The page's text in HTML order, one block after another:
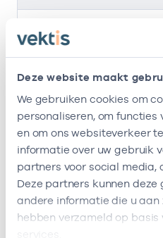
Deze website maakt
We gebruiken cookies om
personaliseren, om
en om ons websiteverkeer
informatie over uw gebruik
partners voor social media,
Deze partners kunnen
andere informatie die u
hebben verzameld op basis
Ik ben werkzaam bij de
Huisartsenposten
Amsterdam
Banne Buiksloot
Ik heb een arbeidsrelatie
Naam